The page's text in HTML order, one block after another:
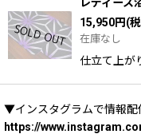
15,950円(
在庫なし
仕立て上が
▼インスタグラムで情報配
https://